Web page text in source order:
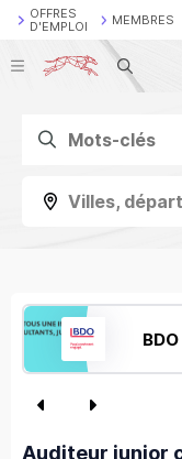
OFFRES
D'EMPLOI
MEMBRES
Villes,
BDO
Auditeur junior